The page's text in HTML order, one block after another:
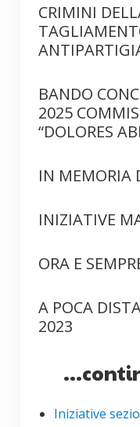
CRIMINI
BANDO
2025
“DOLORES
IN MEMORIA
INIZIATIVE
ORA E
A POCA
2023
Iniziative